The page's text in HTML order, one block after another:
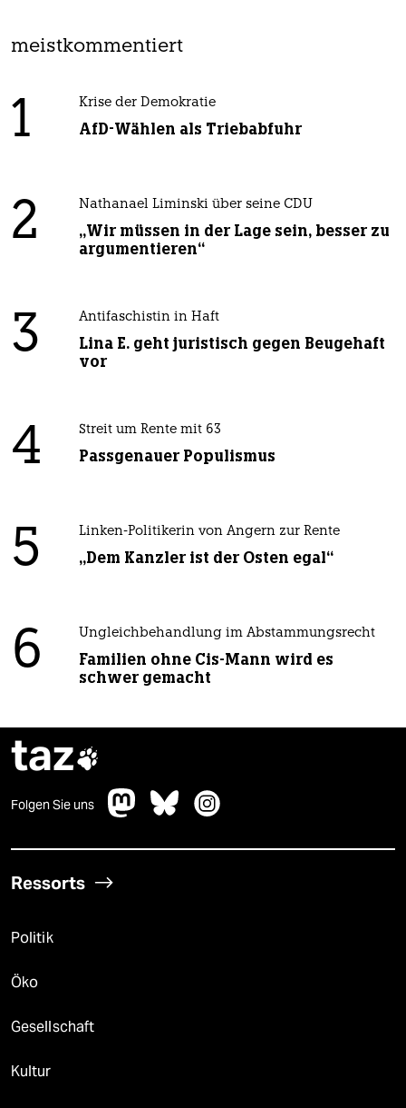
meistkommentiert
1 Krise der Demokratie
AfD-Wählen als Triebabfuhr
2 Nathanael Liminski über seine CDU
„Wir müssen in der Lage sein, besser zu
argumentieren“
3 Antifaschistin in Haft
Lina E. geht juristisch gegen Beugehaft
vor
4 Streit um Rente mit 63
Passgenauer Populismus
5 Linken-Politikerin von Angern zur Rente
„Dem Kanzler ist der Osten egal“
6 Ungleichbehandlung im Abstammungsrecht
Familien ohne Cis-Mann wird es
schwer gemacht
taz
Folgen Sie uns
Ressorts
Politik
Öko
Gesellschaft
Kultur